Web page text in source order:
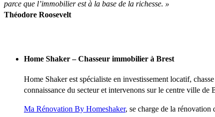
parce que l’immobilier est à la base de la richesse. »
Théodore Roosevelt
Home Shaker – Chasseur immobilier à Brest
Home Shaker est spécialiste en investissement locatif,
connaissance du secteur et intervenons sur le centre ville de
Ma Rénovation By Homeshaker, se charge de la rénovation